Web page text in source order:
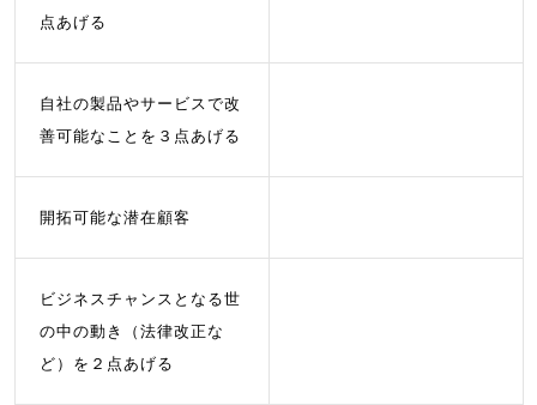
点あげる
自社の製品やサービスで改
善可能なことを３点あげる
開拓可能な潜在顧客
ビジネスチャンスとなる世
の中の動き（法律改正な
ど）を２点あげる